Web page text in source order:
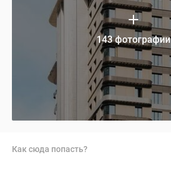
143 фотографии
Как сюда попасть?